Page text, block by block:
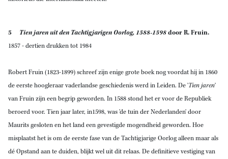
5 Tien jaren uit den Tachtigjarigen Oorlog, 1588-1598door R. Fruin.
1857- dertien drukken tot 1984
Robert Fruin (1823-1899) schreef zijn enige grote boek nog voordat hij in 1860
de eerste hoogleraar vaderlandse geschiedenis werd in Leiden. De 'Tien jaren'
van Fruin zijn een begrip geworden. In 1588 stond het er voor de Republiek
beroerd voor. Tien jaar later, in1598, was 'de tuin der Nederlanden' door
Maurits gesloten en het land een gevestigde mogendheid geworden. Hoe
misplaatst het is om de eerste fase van de Tachtigjarige Oorlog alleen maar als
dé Opstand aan te duiden, blijkt wel uit dit relaas. De definitieve vestiging van